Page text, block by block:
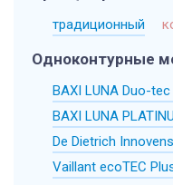
традиционный
Одноконтурные
BAXI LUNA Duo-tec
BAXI LUNA
De Dietrich
Vaillant ecoTEC